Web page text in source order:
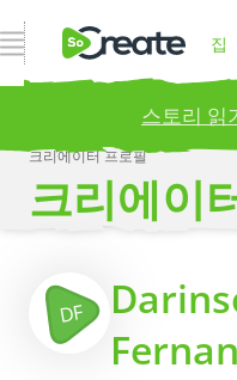
내비게이션 열기 집
블
스토리 읽
Publish your
크리에이터 프로필
크리에이
DF
더